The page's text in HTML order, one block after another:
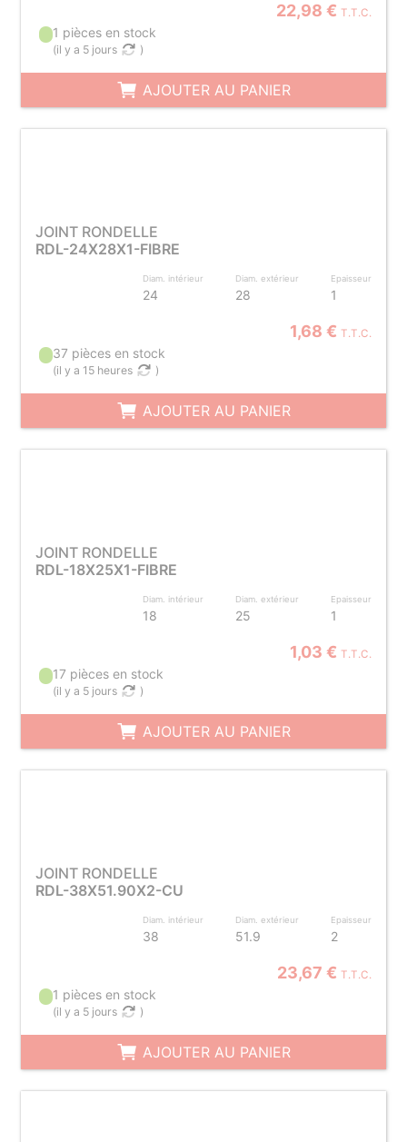
22,98 € T.T.C.
1 pièces en stock
(il y a 5 jours )
AJOUTER AU PANIER
JOINT RONDELLE
RDL-24X28X1-FIBRE
Diam. intérieur
24
Diam. extérieur
28
Epaisseur
1
1,68 € T.T.C.
37 pièces en stock
(il y a 15 heures )
AJOUTER AU PANIER
JOINT RONDELLE
RDL-18X25X1-FIBRE
Diam. intérieur
18
Diam. extérieur
25
Epaisseur
1
1,03 € T.T.C.
17 pièces en stock
(il y a 5 jours )
AJOUTER AU PANIER
JOINT RONDELLE
RDL-38X51.90X2-CU
Diam. intérieur
38
Diam. extérieur
51.9
Epaisseur
2
23,67 € T.T.C.
1 pièces en stock
(il y a 5 jours )
AJOUTER AU PANIER